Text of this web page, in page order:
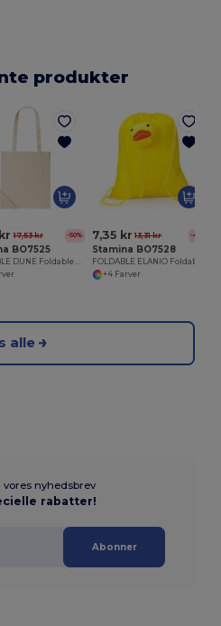
produkter
17,53 kr -50%
BO7525
7,35 kr 13,31 kr -45%
Stamina BO7528
+4 Farver
alle
nyhedsbrev
rabatter!
Abonner